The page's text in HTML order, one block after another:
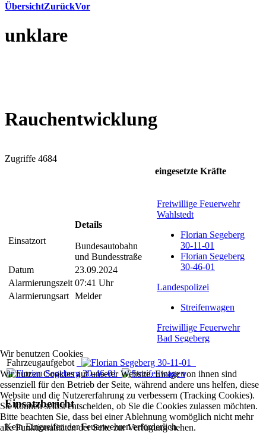
ÜbersichtZurückVor
unklare
Rauchentwicklung
Zugriffe 4684
Einsatzort
Details
Bundesautobahn
und Bundesstraße
Datum
23.09.2024
Alarmierungszeit 07:41 Uhr
Alarmierungsart Melder
eingesetzte Kräfte
Freiwillige Feuerwehr
Wahlstedt
Florian Segeberg
30-11-01
Florian Segeberg
30-46-01
Landespolizei
Streifenwagen
Freiwillige Feuerwehr
Bad Segeberg
Fahrzeugaufgebot
Einsatzbericht
Kein Eingreifen der Feuerwehren erforderlich.
Wir benutzen Cookies
Wir nutzen Cookies auf unserer Website. Einige von ihnen sind
essenziell für den Betrieb der Seite, während andere uns helfen, diese
Website und die Nutzererfahrung zu verbessern (Tracking Cookies).
Sie können selbst entscheiden, ob Sie die Cookies zulassen möchten.
Bitte beachten Sie, dass bei einer Ablehnung womöglich nicht mehr
alle Funktionalitäten der Seite zur Verfügung stehen.